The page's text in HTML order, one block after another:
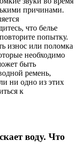
причинами.
что белье
попытку.
износ или поломка
необходимо
быть
ремень,
ни одно из этих
к
воду. Что